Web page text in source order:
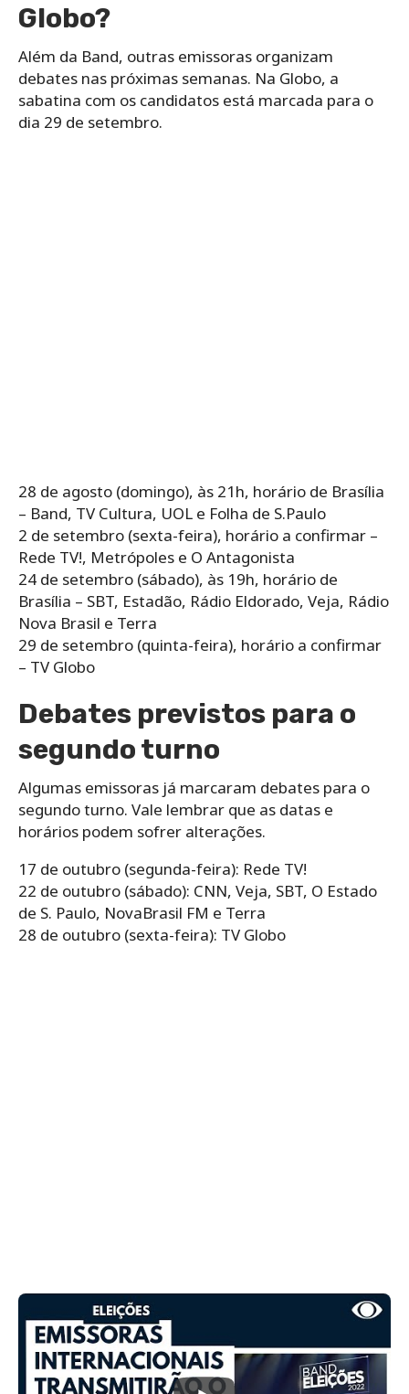
Globo?
Além da Band, outras emissoras organizam
debates nas próximas semanas. Na Globo, a
sabatina com os candidatos está marcada para o
dia 29 de setembro.
28 de agosto (domingo), às 21h, horário de Brasília
– Band, TV Cultura, UOL e Folha de S.Paulo
2 de setembro (sexta-feira), horário a confirmar –
Rede TV!, Metrópoles e O Antagonista
24 de setembro (sábado), às 19h, horário de
Brasília – SBT, Estadão, Rádio Eldorado, Veja, Rádio
Nova Brasil e Terra
29 de setembro (quinta-feira), horário a confirmar
– TV Globo
Debates previstos para o
segundo turno
Algumas emissoras já marcaram debates para o
segundo turno. Vale lembrar que as datas e
horários podem sofrer alterações.
17 de outubro (segunda-feira): Rede TV!
22 de outubro (sábado): CNN, Veja, SBT, O Estado
de S. Paulo, NovaBrasil FM e Terra
28 de outubro (sexta-feira): TV Globo